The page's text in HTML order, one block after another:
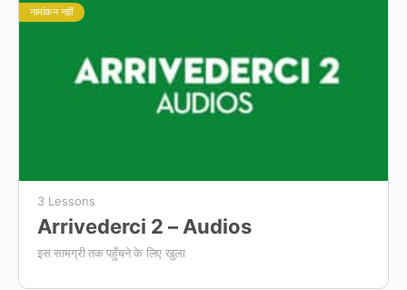
नामांकन नहीं
3 Lessons
Arrivederci 2 – Audios
इस सामग्री तक पहुँचने के लिए खुला